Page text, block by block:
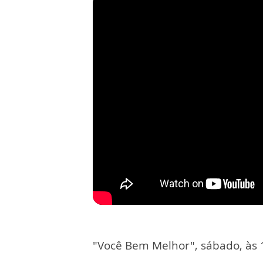
"Você Bem Melhor", sábado, às